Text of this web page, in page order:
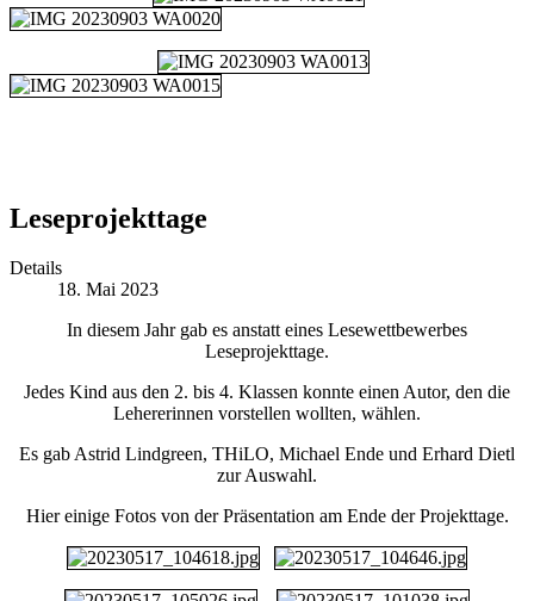
Leseprojekttage
Details
18. Mai 2023
In diesem Jahr gab es anstatt eines Lesewettbewerbes
Leseprojekttage.
Jedes Kind aus den 2. bis 4. Klassen konnte einen Autor, den die
Lehererinnen vorstellen wollten, wählen.
Es gab Astrid Lindgreen, THiLO, Michael Ende und Erhard Dietl
zur Auswahl.
Hier einige Fotos von der Präsentation am Ende der Projekttage.